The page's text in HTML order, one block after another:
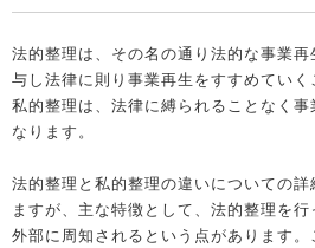
法的整理は、その名の通り法的な事業
与し法律に則り事業再生をすすめていく
私的整理は、法律に縛られることなく
なります。
法的整理と私的整理の違いについての
ますが、主な特徴として、法的整理を
外部に周知されるという点があります